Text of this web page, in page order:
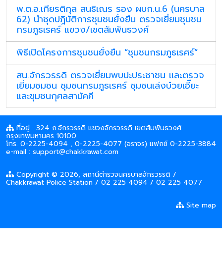
พ.ต.อ.เกียรติกุล สนธิเณร รอง ผบก.น.6 (นครบาล
62) นำชุดปฏิบัติการชุมชนยั่งยืน ตรวจเยี่ยมชุมชน
กรมภูธเรศร์ แขวง/เขตสัมพันธวงศ์
พิธีเปิดโครงการชุมชนยั่งยืน “ชุมชนกรมภูธเรศร์”
สน.จักรวรรดิ ตรวจเยี่ยมพบปะประชาชน และตรวจ
เยี่ยมชมชน ชุมชนกรมภูธเรศร์ ชุมชนเล่งบ๋วยเอี๊ยะ
และขุมชนกุศลสามัคคี
ที่อยู่ : 324 ถ.จักรวรรดิ แขวงจักรวรรดิ เขตสัมพันธวงศ์
กรุงเทพมหานคร 10100
โทร. 0-2225-4094 , 0-2225-4077 (จราจร) แฟกซ์ 0-2225-3884
e-mail : support@chakkrawat.com
Copyright © 2026, สถานีตำรวจนครบาลจักรวรรดิ /
Chakkrawat Police Station / 02 225 4094 / 02 225 4077
Site map